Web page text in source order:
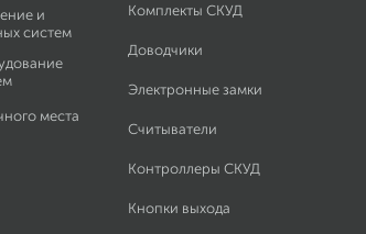
и
систем
места
Комплекты СКУД
Доводчики
Электронные замки
Считыватели
Контроллеры СКУД
Кнопки выхода